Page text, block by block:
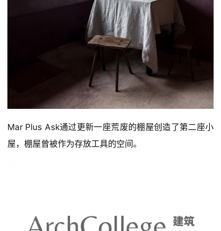
Mar Plus Ask通过更新一座荒废的棚屋创造了第二座小
屋，棚屋曾被作为存放工具的空间。